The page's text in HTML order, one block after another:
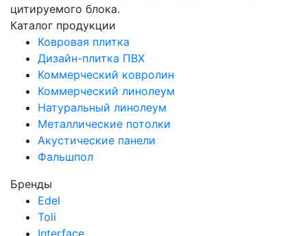
цитируемого блока.
Каталог продукции
Ковровая плитка
Дизайн-плитка ПВХ
Коммерческий ковролин
Коммерческий линолеум
Натуральный линолеум
Металлические потолки
Акустические панели
Фальшпол
Бренды
Edel
Toli
Interface